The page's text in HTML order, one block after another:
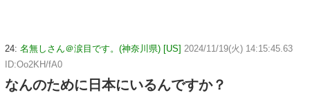
24: 名無しさん＠涙目です。(神奈川県) [US] 2024/11/19(火) 14:15:45.63
ID:Oo2KH/fA0
なんのために日本にいるんですか？